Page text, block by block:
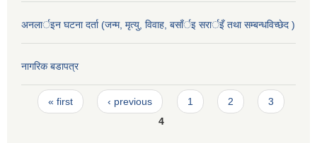
अनलार्इन घटना दर्ता (जन्म, मृत्यु, विवाह, बसाँर्इ सरार्इँ तथा सम्बन्धविच्छेद )
नागरिक बडापत्र
Pages
« first ‹ previous 1 2
3
4